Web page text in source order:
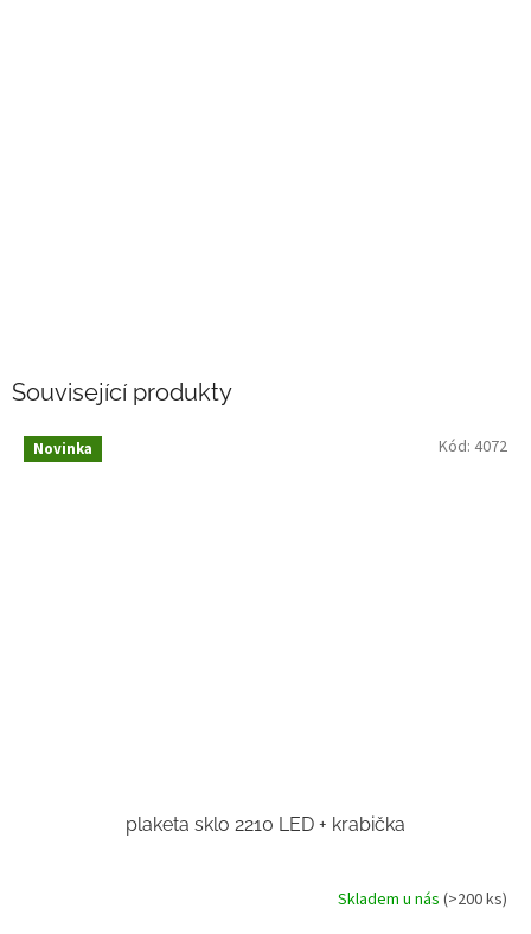
Související produkty
Novinka
plaketa sklo 2210 LED + krabička
Skladem u nás (>200 ks)
Kód: 4072